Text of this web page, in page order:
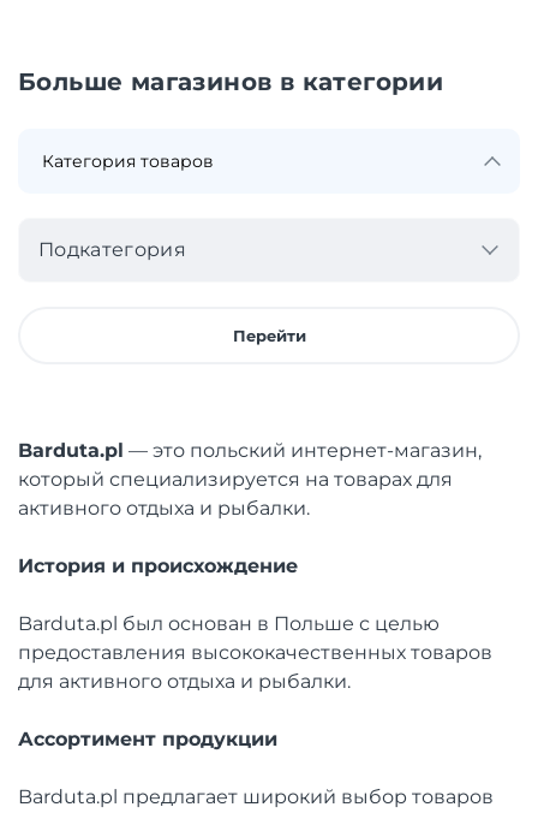
Больше магазинов в категории
Подкатегория
Перейти
Barduta.pl — это польский интернет-магазин,
который специализируется на товарах для
активного отдыха и рыбалки.
История и происхождение
Barduta.pl был основан в Польше с целью
предоставления высококачественных товаров
для активного отдыха и рыбалки.
Ассортимент продукции
Barduta.pl предлагает широкий выбор товаров